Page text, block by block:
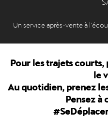
Un service après-vente à
Pour les trajets
le
Au quotidien, prenez
Pensez